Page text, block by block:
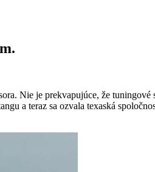
Nie je prekvapujúce, že tuningové
a teraz sa ozvala texaská